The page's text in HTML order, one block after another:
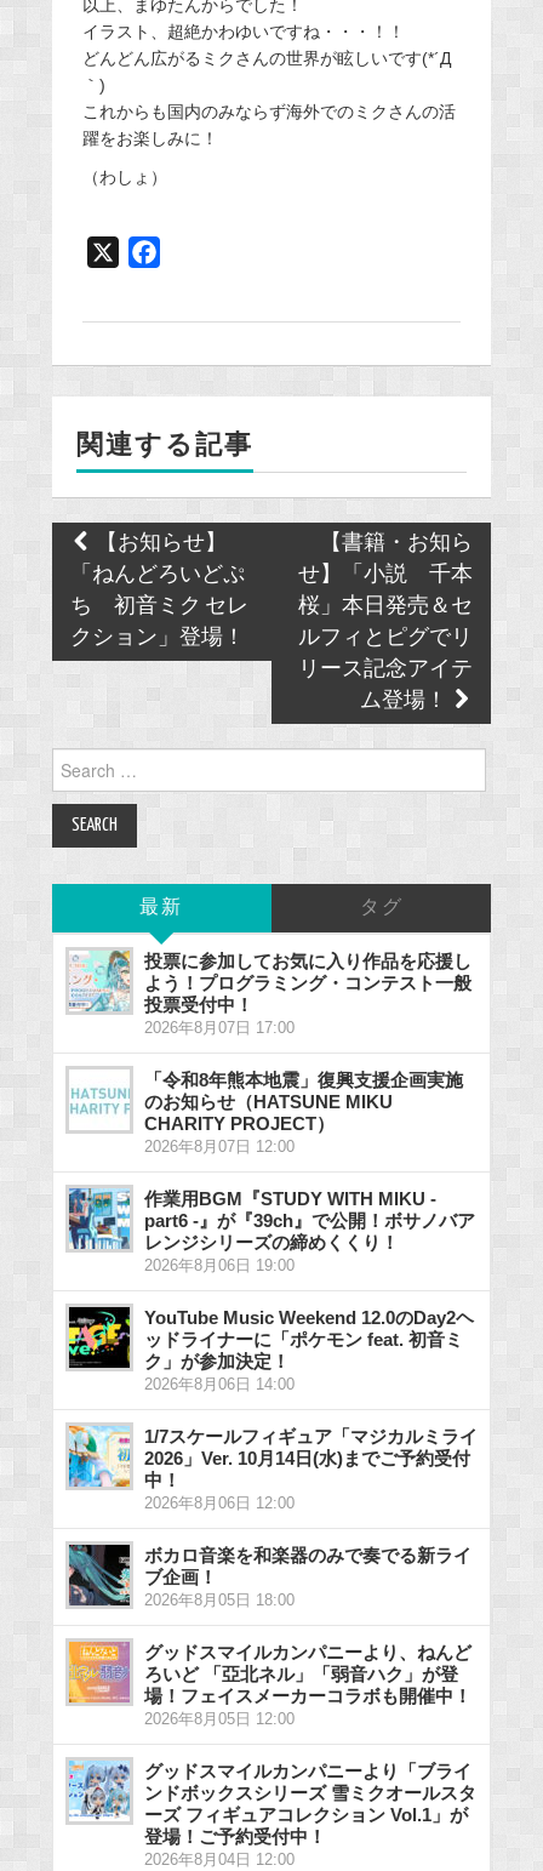
以上、まゆたんからでした！
イラスト、超絶かわゆいですね・・・！！
どんどん広がるミクさんの世界が眩しいです(*´Д
｀)
これからも国内のみならず海外でのミクさんの活
躍をお楽しみに！
（わしょ）
o
k
関連する記事
Post
navigation
【お知らせ】
「ねんどろいどぷ
ち 初音ミク セレ
クション」登場！
【書籍・お知ら
せ】「小説 千本
桜」本日発売＆セ
ルフィとピグでリ
リース記念アイテ
ム登場！
Search
for:
最新 タグ
投票に参加してお気に入り作品を応援し
よう！プログラミング・コンテスト一般
投票受付中！
2026年8月07日 17:00
「令和8年熊本地震」復興支援企画実施
のお知らせ（HATSUNE MIKU
CHARITY PROJECT）
2026年8月07日 12:00
作業用BGM『STUDY WITH MIKU -
part6 -』が『39ch』で公開！ボサノバア
レンジシリーズの締めくくり！
2026年8月06日 19:00
YouTube Music Weekend 12.0のDay2ヘ
ッドライナーに「ポケモン feat. 初音ミ
ク」が参加決定！
2026年8月06日 14:00
1/7スケールフィギュア「マジカルミライ
2026」Ver. 10月14日(水)までご予約受付
中！
2026年8月06日 12:00
ボカロ音楽を和楽器のみで奏でる新ライ
ブ企画！
2026年8月05日 18:00
グッドスマイルカンパニーより、ねんど
ろいど 「亞北ネル」「弱音ハク」が登
場！フェイスメーカーコラボも開催中！
2026年8月05日 12:00
グッドスマイルカンパニーより「ブライ
ンドボックスシリーズ 雪ミクオールスタ
ーズ フィギュアコレクション Vol.1」が
登場！ご予約受付中！
2026年8月04日 12:00